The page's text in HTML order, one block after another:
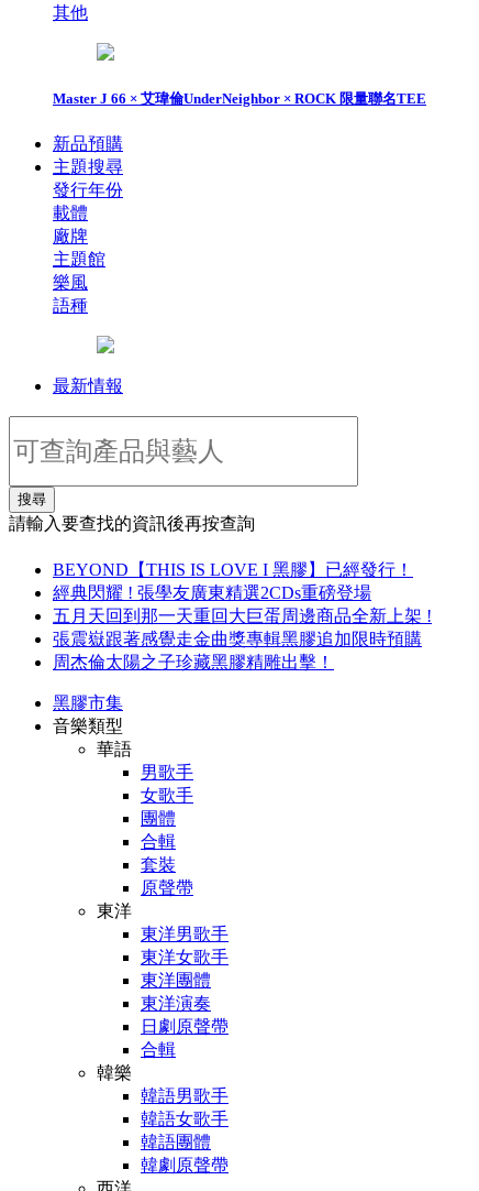
其他
Master J 66 × 艾瑋倫UnderNeighbor × ROCK 限量聯名TEE
新品預購
主題搜尋
發行年份
載體
廠牌
主題館
樂風
語種
最新情報
搜尋
請輸入要查找的資訊後再按查詢
BEYOND【THIS IS LOVE I 黑膠】已經發行！
經典閃耀 ! 張學友廣東精選2CDs重磅登場
五月天回到那一天重回大巨蛋周邊商品全新上架 !
張震嶽跟著感覺走金曲獎專輯黑膠追加限時預購
周杰倫太陽之子珍藏黑膠精雕出擊！
黑膠市集
音樂類型
華語
男歌手
女歌手
團體
合輯
套裝
原聲帶
東洋
東洋男歌手
東洋女歌手
東洋團體
東洋演奏
日劇原聲帶
合輯
韓樂
韓語男歌手
韓語女歌手
韓語團體
韓劇原聲帶